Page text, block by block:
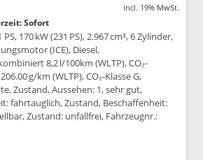
incl. 19% MwSt.
Sofort
170 kW (231 PS), 2.967 cm³, 6 Zylinder,
(ICE), Diesel,
8,2 l/100km (WLTP), CO₂-
g/km (WLTP), CO₂-Klasse G,
Zustand, Aussehen: 1, sehr gut,
fahrtauglich, Zustand, Beschaffenheit:
Zustand: unfallfrei, Fahrzeugnr.:
Fahrzeugexposé drucken